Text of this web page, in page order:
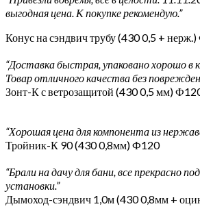
выгодная цена. К покупке рекомендую.”
Конус на сэндвич трубу (430 0,5 +
“Доставка быстрая, упаковано хорошо в
Товар отличного качества без
Зонт-К с ветрозащитой (430 0,5 мм)
“Хорошая цена для компонента из
Тройник-К 90 (430 0,8мм) Ф120
“Брали на дачу для бани, все прекрасно
установки.”
Дымоход-сэндвич 1,0м (430 0,8мм +